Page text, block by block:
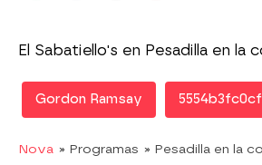
El Sabatiello's en Pesadilla en la
Gordon Ramsay
Nova » Programas » Pesadilla en la